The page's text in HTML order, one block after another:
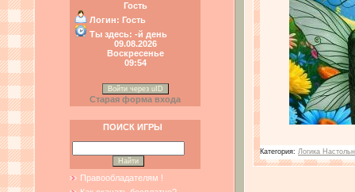
Гость
Логин: Гость
Ты здесь: -й день
09.08.2026
Воскресенье
09:54
Войти через uID
Старая форма входа
ПОИСК ИГРЫ
Правообладателям !
Категория: Логика